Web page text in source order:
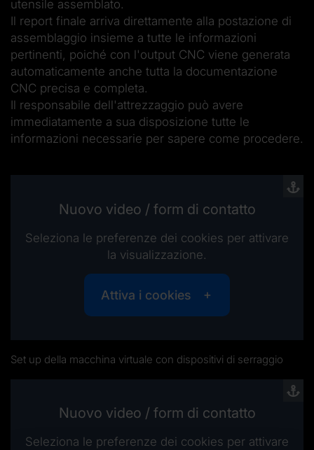
utensile assemblato.
Il report finale arriva direttamente alla postazione di
assemblaggio insieme a tutte le informazioni
pertinenti, poiché con l'output CNC viene generata
automaticamente anche tutta la documentazione
CNC precisa e completa.
Il responsabile dell'attrezzaggio può avere
immediatamente a sua disposizione tutte le
informazioni necessarie per sapere come procedere.
Nuovo video / form di contatto
Seleziona le preferenze dei cookies per attivare
la visualizzazione.
Attiva i cookies
Set up della macchina virtuale con dispositivi di serraggio
Nuovo video / form di contatto
Seleziona le preferenze dei cookies per attivare